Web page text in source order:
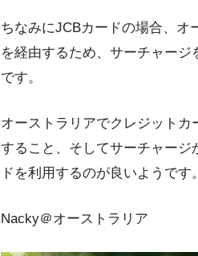
ちなみにJCBカードの場合、オ
を経由するため、サーチャー
です。
オーストラリアでクレジット
すること、そしてサーチャー
ドを利用するのが良いようです。
Nacky＠オーストラリア